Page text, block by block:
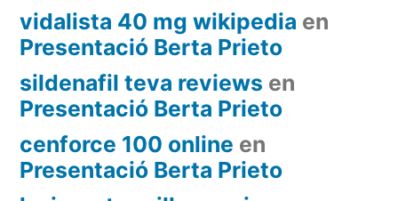
vidalista 40 mg wikipedia en
Presentació Berta Prieto
sildenafil teva reviews en
Presentació Berta Prieto
cenforce 100 online en
Presentació Berta Prieto